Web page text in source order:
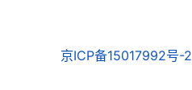
京ICP备15017992号-2